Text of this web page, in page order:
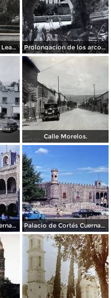
Fuente de La calzada Leandro Valle. Prolongacion de los arcos de Guadalupe.
Calle Morelos.
Palacio de Cortés Cuernavaca Morelos 1967 Palacio de Cortés Cuernavaca Morelos 1967